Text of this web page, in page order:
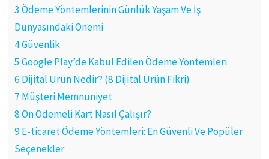
3 Ödeme Yöntemlerinin Günlük Yaşam Ve İş
Dünyasındaki Önemi
4 Güvenlik
5 Google Play’de Kabul Edilen Ödeme Yöntemleri
6 Dijital Ürün Nedir? (8 Dijital Ürün Fikri)
7 Müşteri Memnuniyet
8 Ön Ödemeli Kart Nasıl Çalışır?
9 E-ticaret Ödeme Yöntemleri: En Güvenli Ve Popüler
Seçenekler